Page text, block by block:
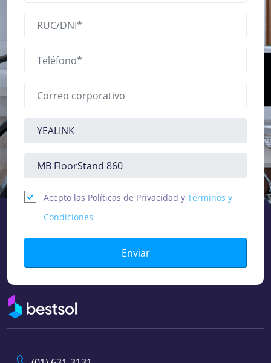
Acepto las Políticas de Privacidad y Términos y
Condiciones
Enviar